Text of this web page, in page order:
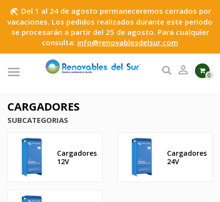
beach_access Del 1 al 24 de agosto permaneceremos cerrados por
vacaciones. Los pedidos realizados durante este periodo
se procesarán a partir del 25 de agosto. Para cualquier
consulta: info@renovablesdelsur.com
 0
CARGADORES
SUBCATEGORIAS
Cargadores
12V
Cargadores
24V